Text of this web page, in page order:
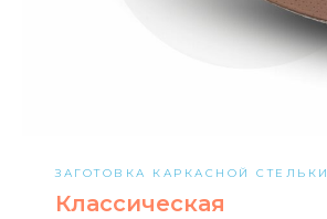
ЗАГОТОВКА КАРКАСНОЙ СТЕЛЬКИ
Классическая